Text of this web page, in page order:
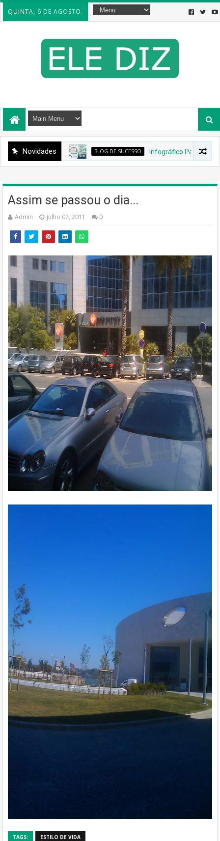
QUINTA, 6 DE AGOSTO.
Novidades BLOG DE SUCESSO Infográfico Para Um Blog de
Assim se passou o dia...
Admin julho 07, 2011 0
TAGS: ESTILO DE VIDA